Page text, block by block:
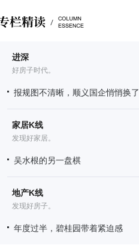
进深
好房子时代。
报规图不清晰，顺义国企悄悄换了
家居K线
发现好家居。
吴水根的另一盘棋
地产K线
发现好房子。
年度过半，碧桂园带着紧迫感